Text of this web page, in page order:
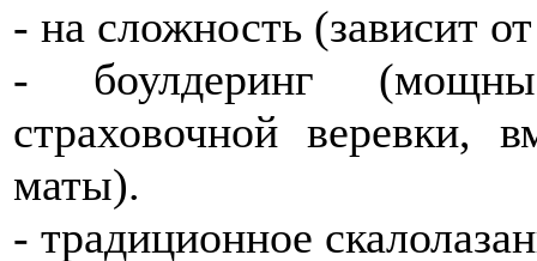
- на сложность (зависит
- боулдеринг
страховочной веревки,
маты).
- традиционное